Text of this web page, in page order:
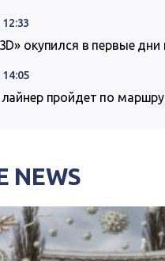
окупился в первые дни
14:05
пройдет по
NEWS